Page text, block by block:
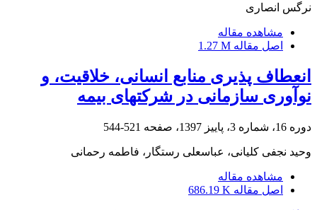
نرگس انصاری
مشاهده مقاله
اصل مقاله 1.27 M
انعطاف پذیری منابع انسانی، خلاقیت، و
نوآوری سازمانی در شرکت‏های بیمه
دوره 16، شماره 3، پاییز 1397، صفحه 521-544
وحید نجفی کلیانی، عباسعلی رستگار، فاطمه رحمانی
مشاهده مقاله
اصل مقاله 686.19 K